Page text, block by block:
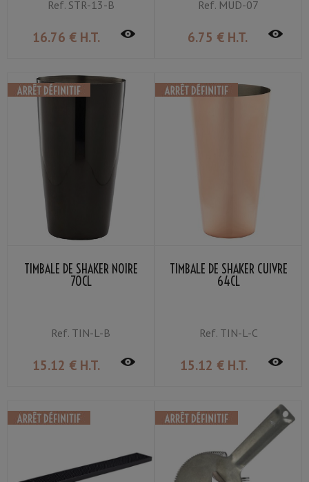
Ref.STR-13-B
16.76 € H.T.
Ref. MUD-07
6.75 € H.T.
TIMBALE DE SHAKER NOIRE
70CL
Ref. TIN-L-B
15.12 € H.T.
TIMBALE DE SHAKER CUIVRE
64CL
Ref.TIN-L-C
15.12 € H.T.